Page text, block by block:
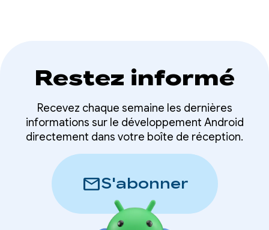
Restez informé
Recevez chaque semaine les dernières
informations sur le développement Android
directement dans votre boîte de réception.
mailS'abonner